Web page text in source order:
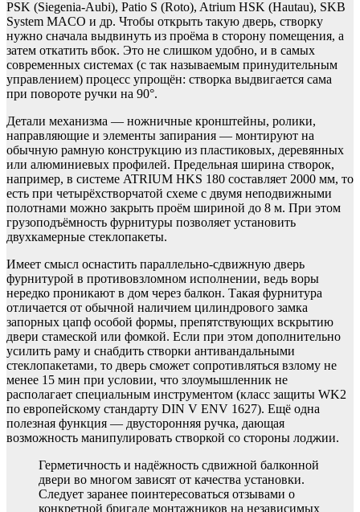
PSK (Siegenia-Aubi), Patio S (Roto), Atrium HSK (Hautau), SKB
System MACO и др. Чтобы открыть такую дверь, створку
нужно сначала выдвинуть из проёма в сторону помещения, а
затем откатить вбок. Это не слишком удобно, и в самых
современных системах (с так называемым принудительным
управлением) процесс упрощён: створка выдвигается сама
при повороте ручки на 90°.
Детали механизма — ножничные кронштейны, ролики,
направляющие и элементы запирания — монтируют на
обычную рамную конструкцию из пластиковых, деревянных
или алюминиевых профилей. Предельная ширина створок,
например, в системе ATRIUM HKS 180 составляет 2000 мм, то
есть при четырёхстворчатой схеме с двумя неподвижными
полотнами можно закрыть проём шириной до 8 м. При этом
грузоподъёмность фурнитуры позволяет установить
двухкамерные стеклопакеты.
Имеет смысл оснастить параллельно-сдвижную дверь
фурнитурой в противовзломном исполнении, ведь воры
нередко проникают в дом через балкон. Такая фурнитура
отличается от обычной наличием цилиндрового замка
запорных цапф особой формы, препятствующих вскрытию
двери стамеской или фомкой. Если при этом дополнительно
усилить раму и снабдить створки антивандальными
стеклопакетами, то дверь сможет сопротивляться взлому не
менее 15 мин при условии, что зло­умышленник не
располагает специальным инструментом (класс защиты WK2
по европейскому стандарту DIN V ENV 1627). Ещё одна
полезная функция — двусторонняя ручка, дающая
возможность манипулировать створкой со стороны лоджии.
Герметичность и надёжность сдвижной балконной
двери во многом зависят от качества установки.
Следует заранее поинтересоваться отзывами о
конкретной бригаде монтажников на независимых